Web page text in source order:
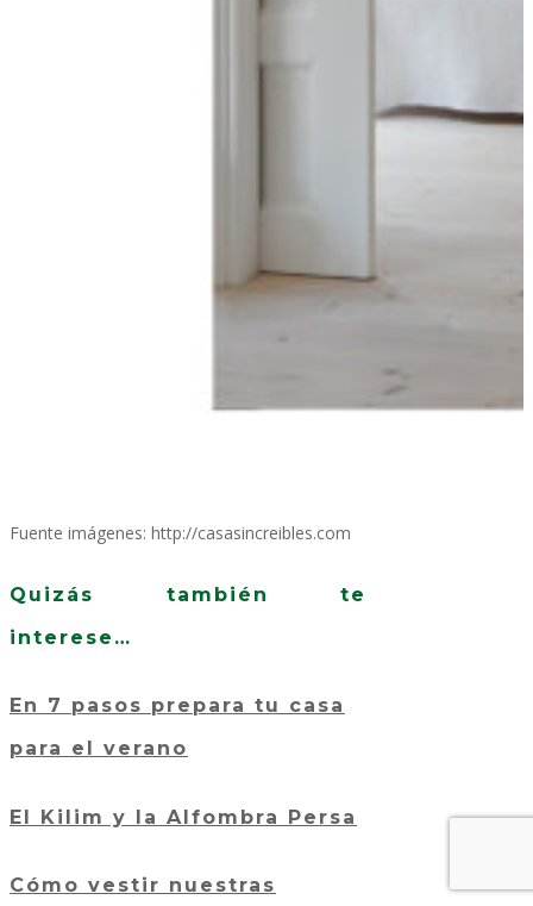
Fuente imágenes: http://casasincreibles.com
Quizás también te
interese…
En 7 pasos prepara tu casa
para el verano
El Kilim y la Alfombra Persa
Cómo vestir nuestras